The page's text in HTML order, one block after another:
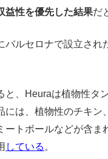
益性を優先した結果だ
バルセロナで設立さ
と、Heuraは植物性タ
には、植物性のチキン
ートボールなどが含
している 。